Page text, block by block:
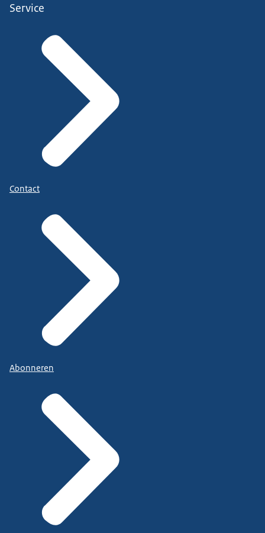
Service
Contact
Abonneren